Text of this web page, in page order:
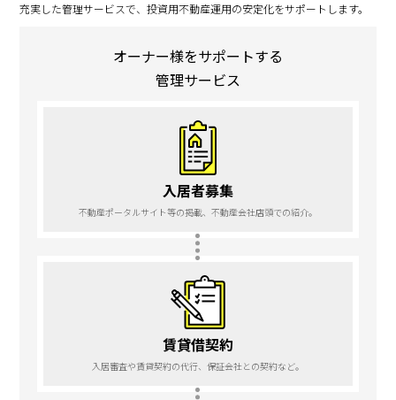
充実した管理サービスで、投資用不動産運用の安定化をサポートします。
オーナー様をサポートする
管理サービス
入居者募集
不動産ポータルサイト等の掲載、不動産会社店頭での紹介。
賃貸借契約
入居審査や賃貸契約の代行、保証会社との契約など。